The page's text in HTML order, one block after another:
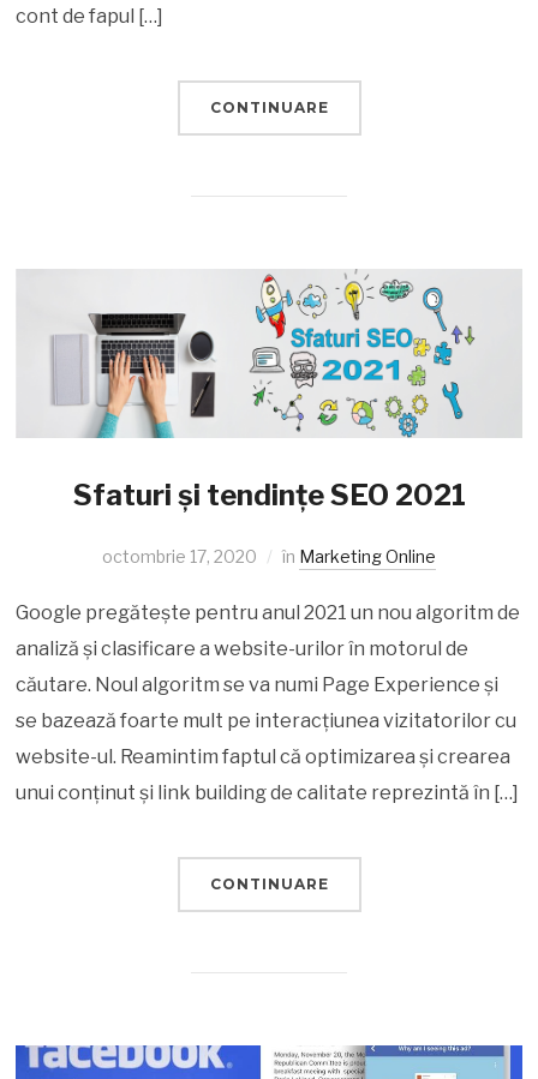
cont de fapul […]
CONTINUARE
Sfaturi și tendințe SEO 2021
octombrie 17, 2020 în Marketing Online
Google pregătește pentru anul 2021 un nou algoritm de
analiză și clasificare a website-urilor în motorul de
căutare. Noul algoritm se va numi Page Experience și
se bazează foarte mult pe interacțiunea vizitatorilor cu
website-ul. Reamintim faptul că optimizarea și crearea
unui conținut și link building de calitate reprezintă în […]
CONTINUARE